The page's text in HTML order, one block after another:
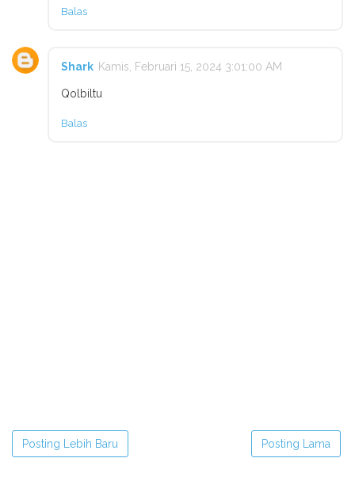
Balas
Shark Kamis, Februari 15, 2024 3:01:00 AM
Qolbiltu
Balas
Posting Lebih Baru Posting Lama